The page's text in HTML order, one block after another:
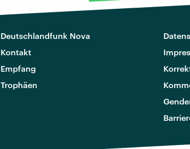
Deutschlandfunk Nova
Kontakt
Empfang
Trophäen